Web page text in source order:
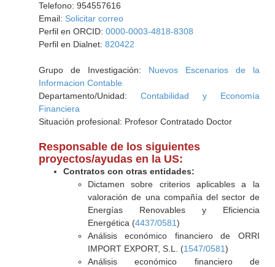
Telefono: 954557616
Email: Solicitar correo
Perfil en ORCID: 0000-0003-4818-8308
Perfil en Dialnet: 820422
Grupo de Investigación: Nuevos Escenarios de la
Informacion Contable
Departamento/Unidad: Contabilidad y Economía
Financiera
Situación profesional: Profesor Contratado Doctor
Responsable de los siguientes
proyectos/ayudas en la US:
Contratos con otras entidades:
Dictamen sobre criterios aplicables a la
valoración de una compañía del sector de
Energías Renovables y Eficiencia
Energética (4437/0581)
Análisis económico financiero de ORRI
IMPORT EXPORT, S.L. (1547/0581)
Análisis económico financiero de